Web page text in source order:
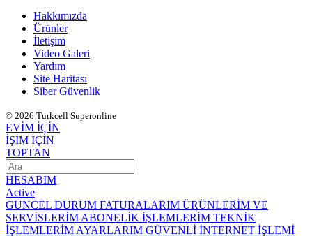
Hakkımızda
Ürünler
İletişim
Video Galeri
Yardım
Site Haritası
Siber Güvenlik
© 2026 Turkcell Superonline
EVİM İÇİN
İŞİM İÇİN
TOPTAN
HESABIM
Active
GÜNCEL DURUM FATURALARIM ÜRÜNLERİM VE
SERVİSLERİM ABONELİK İŞLEMLERİM TEKNİK
İŞLEMLERİM AYARLARIM GÜVENLİ İNTERNET İŞLEMİ